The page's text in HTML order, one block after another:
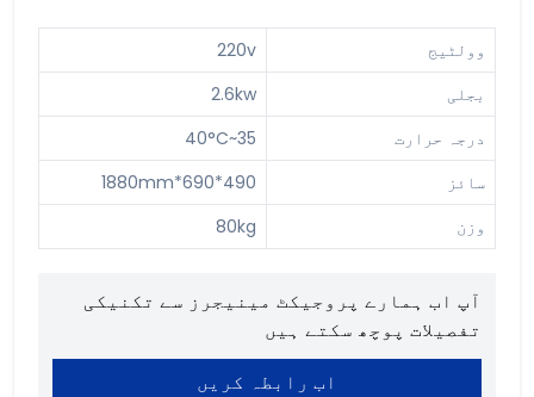
وولٹیج
220v
بجلی
2.6kw
درجہ حرارت
35~40°C
سائز
490*690*1880mm
وزن
80kg
آپ اب ہمارے پروجیکٹ مینیجرز سے تکنیکی
تفصیلات پوچھ سکتے ہیں
اب رابطہ کریں